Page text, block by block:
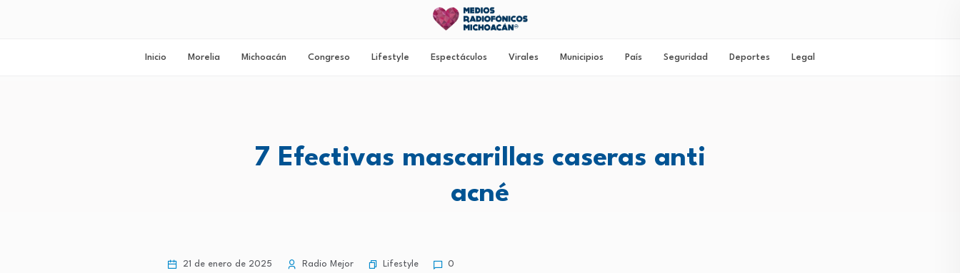
Inicio Morelia Michoacán Congreso Lifestyle Espectáculos Virales Municipios País Seguridad Deportes Legal
7 Efectivas mascarillas caseras anti
acné
21 de enero de 2025 Radio Mejor Lifestyle 0